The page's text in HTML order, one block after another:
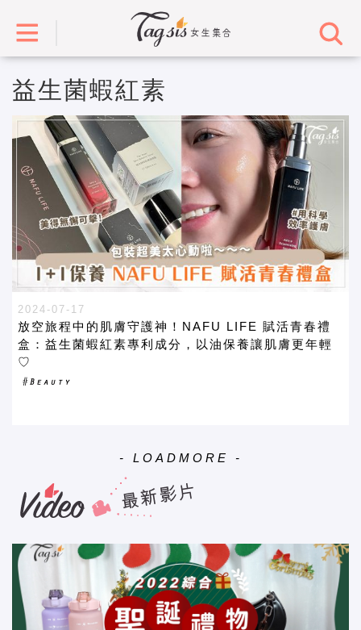
益生菌蝦紅素
2024-07-17
放空旅程中的肌膚守護神！NAFU LIFE 賦活青春禮
盒：益生菌蝦紅素專利成分，以油保養讓肌膚更年輕
♡
- LOADMORE -